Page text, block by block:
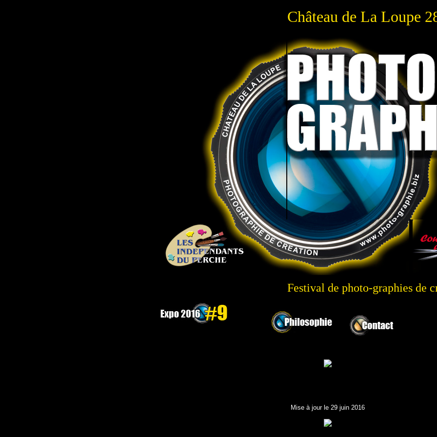
Château de La Loupe
Festival de photo-graphies de
Mise à jour le 29 juin 2016